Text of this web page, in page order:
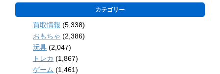
カテゴリー
買取情報 (5,338)
おもちゃ (2,386)
玩具 (2,047)
トレカ (1,867)
ゲーム (1,461)